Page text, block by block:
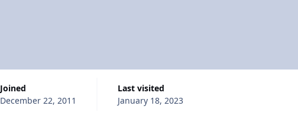
Joined
December 22, 2011
Last visited
January 18, 2023